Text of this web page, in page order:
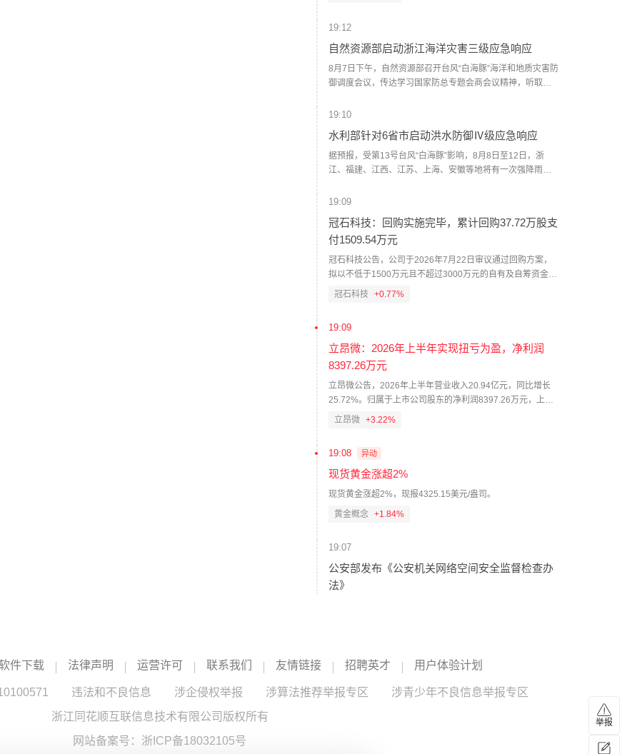
研发与生产，具有硅单晶锭、硅研磨片、硅抛光片、硅外延
片的完整工艺和生产能力，为国内较早进行6英寸和8英寸硅
19:12
自然资源部启动浙江海洋灾害三级应急响应
8月7日下午，自然资源部召开台风“白海豚”海洋和地质灾害防
御调度会议，传达学习国家防总专题会商会议精神，听取部
部署情况汇报，通报此次台风过程可能引发海洋和地质灾害
洋灾害预警报和防御工作，一要提高政治站位，深刻认识海
洋灾害防御工作形势；二要加强会商研判，提前预报预警；
三要加强地方指导，注重联防联控；四要加强海上船舶，确
会议要求全力做好强降雨引发地质灾害风险防范应对，一是
三是强化趋势研判和预报预警，四是强化临灾预警和转移避
险，五是加强值班值守和信息报送。针对此次台风过程，自
然资源部已启动浙江海洋灾害三级应急响应，江苏、上海、
福建海洋灾害四级应急响应，浙江、福建地质灾害防御IV级响
判，灾情调查等灾害防范应对工作。（央视新闻）
19:10
水利部针对6省市启动洪水防御Ⅳ级应急响应
据预报，受第13号台风“白海豚”影响，8月8日至12日，浙
江、福建、江西、江苏、上海、安徽等地将有一次强降雨过
太湖及浙闽地区钱塘江、甬江、椒江、瓯江、闽江，长江流
水系、洞庭湖水系湘江，淮河干流及中游支流史灌河和淠河
等河流将出现明显涨水过程，其中部分主要河流可能发生编
号洪水；暴雨区内部分中小河流可能发生较大洪水。依据
《水利部水旱灾害防御应急响应工作规程》，水利部于8月7
防御Ⅳ级应急响应，督促指导地方水利部门密切关注台风“白
测预报预警，科学调度水工程，做好江河防汛、水库安全度
汛、中小河流洪水和山洪灾害防御等工作，确保人民群众生
命财产安全。（新华社）
19:09
冠石科技：回购实施完毕，累计回购37.72万股支
付1509.54万元
冠石科技公告，公司于2026年7月22日审议通过回购方案，
拟以不低于1500万元且不超过3000万元的自有及自筹资金回
购股份，回购价格不超过60元/股，用于维护公司价值及股东
价39.3元/股，回购均价40.02元/股，支付资金总额1509.54万
元（不含交易费用）。
冠石科技 +0.77%
19:09
立昂微：2026年上半年实现扭亏为盈，净利润
8397.26万元
立昂微公告，2026年上半年营业收入20.94亿元，同比增长
25.72%。归属于上市公司股东的净利润8397.26万元，上年
同期净利润-1.27亿元。扣非净利润2925.07万元，上年同
立昂微 +3.22%
19:08 异动
现货黄金涨超2%
现货黄金涨超2%，现报4325.15美元/盎司。
黄金概念 +1.84%
19:07
公安部发布《公安机关网络空间安全监督检查办
法》
线上巡查、线下核查，日常检查、专项检查等；三是明确监
义务，以及重大活动安保期间的重点检查内容等；四是明确
19:07
*ST动力：重大诉讼涉案金额1.69亿元已立案
件下载 法律声明 运营许可 联系我们 友情链接 招聘英才 用户体验计划
违法和不良信息 涉企侵权举报 涉算法推荐举报专区
涉青少年不良信息举报专区
浙江同花顺互联信息技术有限公司版权所有
网站备案号： 浙ICP备18032105号
举报